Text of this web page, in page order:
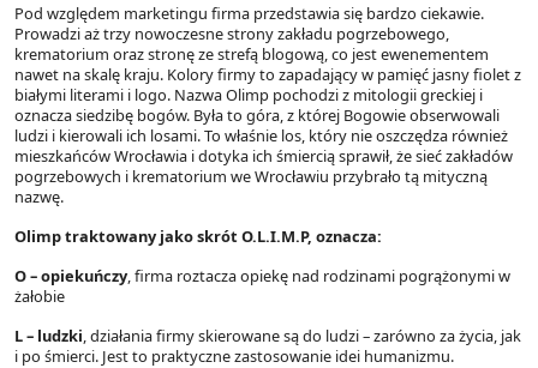
Pod względem marketingu firma przedstawia się bardzo ciekawie.
Prowadzi aż trzy nowoczesne strony zakładu pogrzebowego,
krematorium oraz stronę ze strefą blogową, co jest ewenementem
nawet na skalę kraju. Kolory firmy to zapadający w pamięć jasny fiolet z
białymi literami i logo. Nazwa Olimp pochodzi z mitologii greckiej i
oznacza siedzibę bogów. Była to góra, z której Bogowie obserwowali
ludzi i kierowali ich losami. To właśnie los, który nie oszczędza również
mieszkańców Wrocławia i dotyka ich śmiercią sprawił, że sieć zakładów
pogrzebowych i krematorium we Wrocławiu przybrało tą mityczną
nazwę.
Olimp traktowany jako skrót O.L.I.M.P, oznacza:
O – opiekuńczy , firma roztacza opiekę nad rodzinami pogrążonymi w
żałobie
L – ludzki , działania firmy skierowane są do ludzi – zarówno za życia, jak
i po śmierci. Jest to praktyczne zastosowanie idei humanizmu.